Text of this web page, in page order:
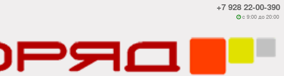
+7 928 22-00-390
 c 9:00 до 20:00